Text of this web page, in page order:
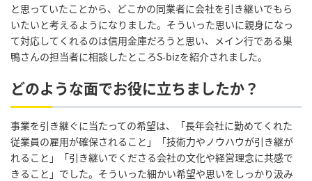
と思っていたことから、どこかの同業者に会社を引き継いでもら
いたいと考えるようになりました。そういった思いに親身になっ
て対応してくれるのは信用金庫だろうと思い、メイン行である巣
鴨さんの担当者に相談したところS-bizを紹介されました。
どのような面でお役に立ちましたか？
事業を引き継ぐに当たっての希望は、「長年会社に勤めてくれた
従業員の雇用が確保されること」「技術力やノウハウが引き継が
れること」「引き継いでくださる会社の文化や経営理念に共感で
きること」でした。そういった細かい希望や思いをしっかり汲み